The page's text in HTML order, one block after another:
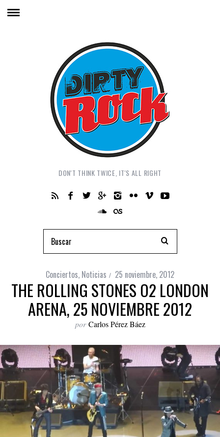
DON'T THINK TWICE, IT'S ALL RIGHT
Conciertos, Noticias 25 noviembre, 2012
THE ROLLING STONES O2 LONDON
ARENA, 25 NOVIEMBRE 2012
por Carlos Pérez Báez